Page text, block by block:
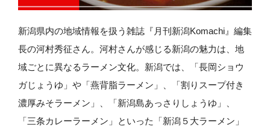
新潟県内の地域情報を扱う雑誌『月刊新潟Komachi』編集
長の河村秀征さん。河村さんが感じる新潟の魅力は、地
域ごとに異なるラーメン文化。新潟では、「長岡ショウ
ガじょうゆ」や「燕背脂ラーメン」、「割りスープ付き
濃厚みそラーメン」、「新潟島あっさりしょうゆ」、
「三条カレーラーメン」といった「新潟５大ラーメン」